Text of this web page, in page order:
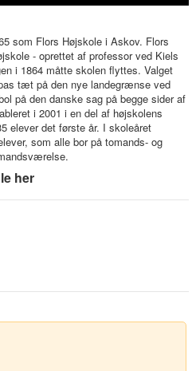
som Flors Højskole i Askov. Flors
- oprettet af professor ved Kiels
i 1864 måtte skolen flyttes. Valget
tæt på den nye landegrænse ved
på den danske sag på begge sider af
i 2001 i en del af højskolens
elever det første år. I skoleåret
som alle bor på tomands- og
her